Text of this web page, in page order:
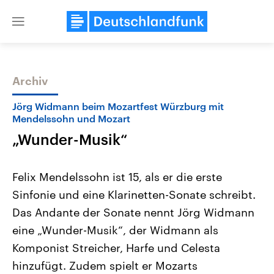
Close
Themen
Landtagswahl Sachsen-Anhalt
Alle Informationen
Sachsen-Anhalt wählt am 6.
September 2026 einen neuen
Landtag. Seit 2021 wird das
Bundesland von einer Koalition aus
USA
Hintergründe
Wirtschaftlich und
gehören die Vereinigten
den mächtigsten Ländern
mit großem Einfluss auf
Archiv
Jörg Widmann beim Mozartfest Würzburg mit
Mendelssohn und Mozart
„Wunder-Musik“
Felix Mendelssohn ist 15, als er die erste
Sinfonie und eine Klarinetten-Sonate schreibt.
Das Andante der Sonate nennt Jörg Widmann
eine „Wunder-Musik“, der Widmann als
Komponist Streicher, Harfe und Celesta
hinzufügt. Zudem spielt er Mozarts